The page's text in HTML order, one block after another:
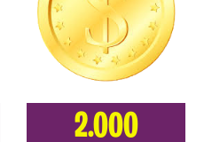
2.000